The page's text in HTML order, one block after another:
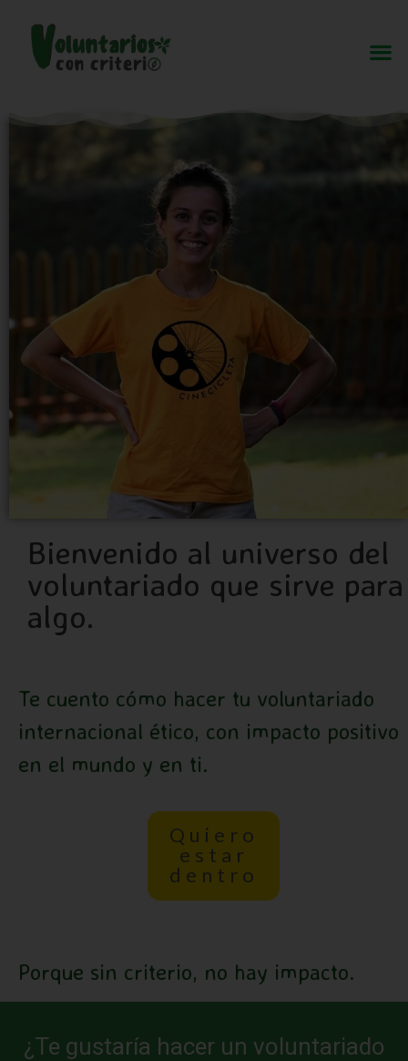
Bienvenido al universo del
voluntariado que sirve para
algo.
Te cuento cómo hacer tu voluntariado
internacional ético, con impacto positivo
en el mundo y en ti.
Quiero
estar
dentro
Porque sin criterio, no hay impacto.
¿Te gustaría hacer un voluntariado